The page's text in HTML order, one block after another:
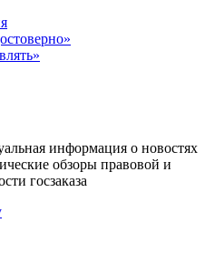
информация о новостях
обзоры правовой и
госзаказа